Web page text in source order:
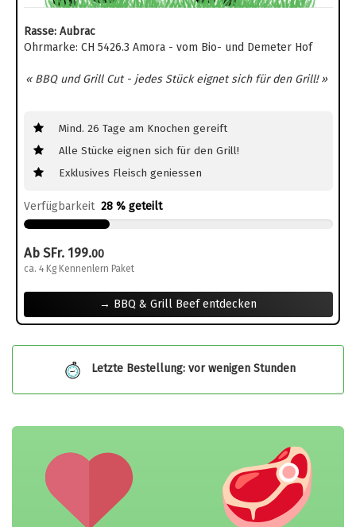
Rasse: Aubrac
Ohrmarke: CH 5426.3 Amora - vom Bio- und Demeter Hof
« BBQ und Grill Cut - jedes Stück eignet sich für den Grill! »
Mind. 26 Tage am Knochen gereift
Alle Stücke eignen sich für den Grill!
Exklusives Fleisch geniessen
Verfügbarkeit 28 % geteilt
Ab SFr. 199.00
ca. 4 Kg Kennenlern Paket
→ BBQ & Grill Beef entdecken
Letzte Bestellung: vor wenigen Stunden